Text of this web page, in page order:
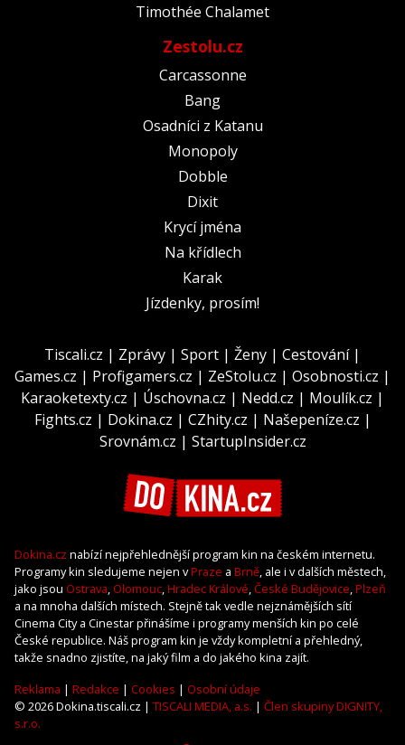
Timothée Chalamet
Zestolu.cz
Carcassonne
Bang
Osadníci z Katanu
Monopoly
Dobble
Dixit
Krycí jména
Na křídlech
Karak
Jízdenky, prosím!
Tiscali.cz | Zprávy | Sport | Ženy | Cestování|
Games.cz | Profigamers.cz | ZeStolu.cz | Osobnosti.cz |
Karaoketexty.cz | Úschovna.cz | Nedd.cz | Moulík.cz |
Fights.cz | Dokina.cz | CZhity.cz | Našepeníze.cz |
Srovnám.cz | StartupInsider.cz
Dokina.cz nabízí nejpřehlednější program kin na českém internetu.
Programy kin sledujeme nejen vPraze a Brně, ale i v dalších městech,
jako jsou Ostrava, Olomouc,Hradec Králové,České Budějovice,Plzeň
a na mnoha dalších místech. Stejně tak vedle nejznámějších sítí
Cinema City a Cinestar přinášíme i programy menších kin po celé
České republice. Náš program kin je vždy kompletní a přehledný,
takže snadno zjistíte, na jaký film a do jakého kina zajít.
Reklama | Redakce | Cookies | Osobní údaje
© 2026 Dokina.tiscali.cz | TISCALI MEDIA, a.s. | Člen skupiny DIGNITY,
s.r.o.